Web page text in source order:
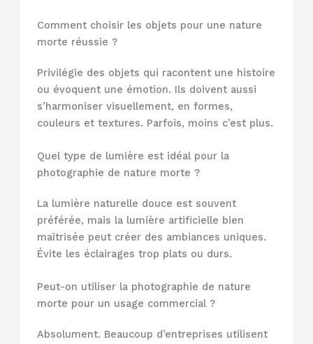
Comment choisir les objets pour une nature
morte réussie ?
Privilégie des objets qui racontent une histoire
ou évoquent une émotion. Ils doivent aussi
s’harmoniser visuellement, en formes,
couleurs et textures. Parfois, moins c’est plus.
Quel type de lumière est idéal pour la
photographie de nature morte ?
La lumière naturelle douce est souvent
préférée, mais la lumière artificielle bien
maîtrisée peut créer des ambiances uniques.
Évite les éclairages trop plats ou durs.
Peut-on utiliser la photographie de nature
morte pour un usage commercial ?
Absolument. Beaucoup d’entreprises utilisent